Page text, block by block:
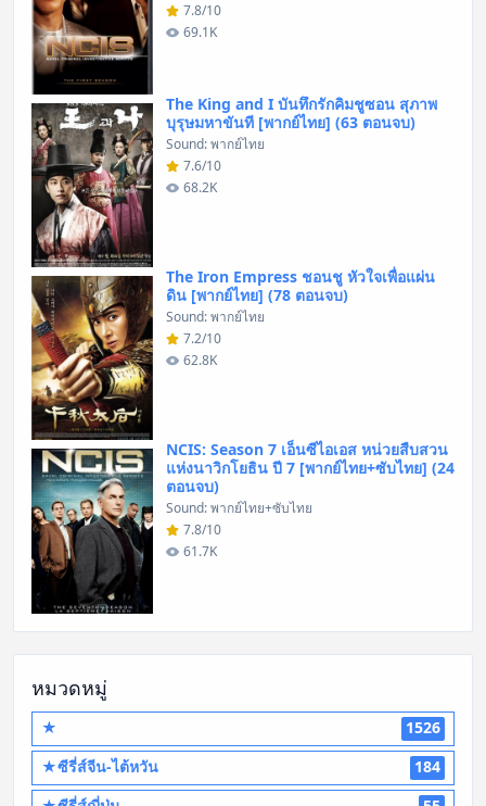
7.8/10
69.1K
The King and I บันทึกรักคิมชูซอน สุภาพ
บุรุษมหาขันที [พากย์ไทย] (63 ตอนจบ)
Sound: พากย์ไทย
7.6/10
68.2K
The Iron Empress ชอนชู หัวใจเพื่อแผ่น
ดิน [พากย์ไทย] (78 ตอนจบ)
Sound: พากย์ไทย
7.2/10
62.8K
NCIS: Season 7 เอ็นซีไอเอส หน่วยสืบสวน
แห่งนาวิกโยธิน ปี 7 [พากย์ไทย+ซับไทย] (24
ตอนจบ)
Sound: พากย์ไทย+ซับไทย
7.8/10
61.7K
หมวดหมู่
★
1526
★ซีรี่ส์จีน-ไต้หวัน
184